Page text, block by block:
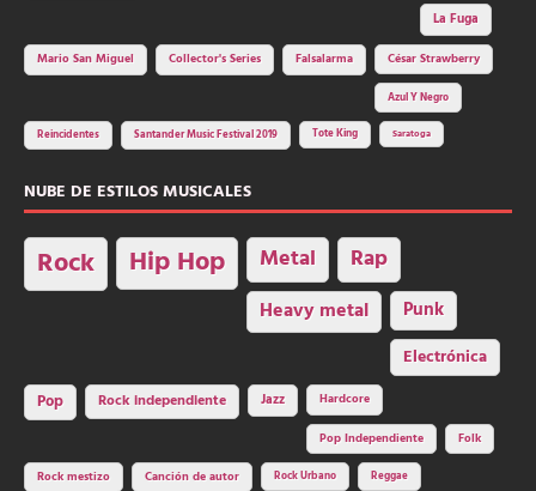
La Fuga
Mario San Miguel
Collector's Series Falsalarma César Strawberry
Azul Y Negro
Reincidentes Santander Music Festival 2019 Tote King Saratoga
NUBE DE ESTILOS MUSICALES
Rock Hip Hop Metal Rap
Heavy metal Punk
Electrónica
Pop Rock independiente Jazz Hardcore
Pop Independiente Folk
Rock mestizo Canción de autor Rock Urbano Reggae